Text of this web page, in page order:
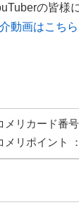
の皆様
動画はこちら
メリカード番
メリポイント ：